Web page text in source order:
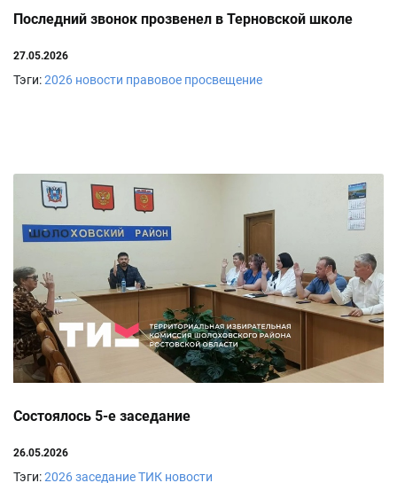
Последний звонок прозвенел в Терновской школе
27.05.2026
Тэги:2026 новости правовое просвещение
Состоялось 5-е заседание
26.05.2026
Тэги:2026заседание ТИК новости